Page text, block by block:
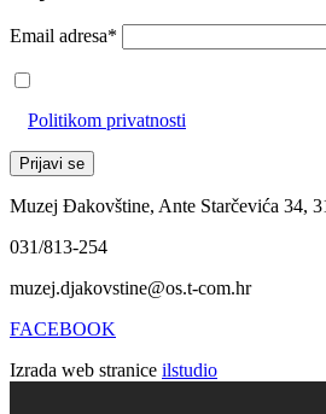
Email adresa*
Politikom privatnosti
Muzej Đakovštine, Ante Starčevića 34,
031/813-254
muzej.djakovstine@os.t-com.hr
FACEBOOK
Izrada web stranice ilstudio